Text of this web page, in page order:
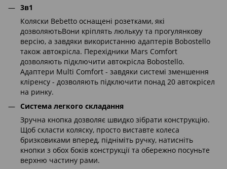
3в1
Коляски Bebetto оснащені розетками, які
дозволяютьВони кріплять люлькуу та прогулянкову
версію, а завдяки використанню адаптерів Bobostello
також автокрісла. Перехідники Mars Comfort
дозволяють підключити автокрісла Bobostello.
Адаптери Multi Comfort - завдяки системі зменшення
кліренсу - дозволяють підключити понад 20 автокрісел
на ринку.
Система легкого складання
Зручна кнопка дозволяє швидко зібрати конструкцію.
Щоб скласти коляску, просто виставте колеса
бризковиками вперед, підніміть ручку, натисніть
кнопки з обох боків конструкції та обережно посуньте
верхню частину рами.